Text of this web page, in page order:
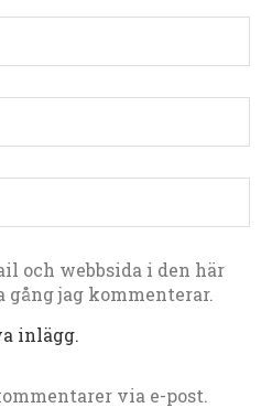
och webbsida i den här
jag kommenterar.
inlägg.
via e-post.